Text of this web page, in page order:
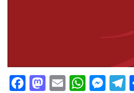
Facebook
Mastodon
Email